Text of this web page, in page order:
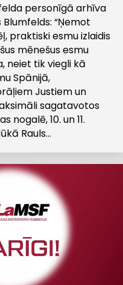
personīgā arhīva
“Ņemot
praktiski esmu izlaidis
mēnešus esmu
neiet tik viegli kā
Spānijā,
Justiem un
sagatavotos
nogalē, 10. un 11.
Rauls…